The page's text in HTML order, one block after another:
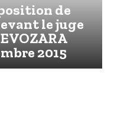
de
le juge
2015